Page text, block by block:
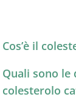
Cos’è il
Quali sono
colesterolo